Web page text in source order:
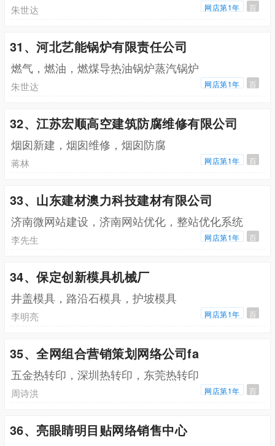
朱世达 网店第1年 百
31、河北艺能锅炉有限责任公司
燃气，燃油，燃煤导热油锅炉蒸汽锅炉
朱世达 网店第1年 百
32、江苏宏顺高空建筑防腐维修有限公司
烟囱新建，烟囱维修，烟囱防腐
蒋林 网店第1年 百
33、山东建材澳力科技建材有限公司
济南微网站建设，济南网站优化，整站优化系统
李先生 网店第1年 百
34、保定创新模具机械厂
井盖模具，路沿石模具，护坡模具
李明亮 网店第1年 百
35、全网组合营销策划网络公司fa
五金热转印，深圳热转印，东莞热转印
周诗洪 网店第1年 百
36、亮眼睛明目贴网络销售中心